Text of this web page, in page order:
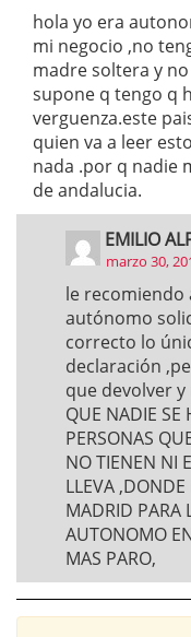
hola yo era
mi negocio ,no
madre soltera y
supone q tengo q
verguenza.este
quien va a leer
nada .por q nadie
de andalucia.
EMILIO
marzo 30,
le recomiendo
autónomo
correcto lo
declaración
que devolver y
QUE NADIE SE
PERSONAS
NO TIENEN NI
LLEVA
MADRID PARA
AUTONOMO
MAS PARO,